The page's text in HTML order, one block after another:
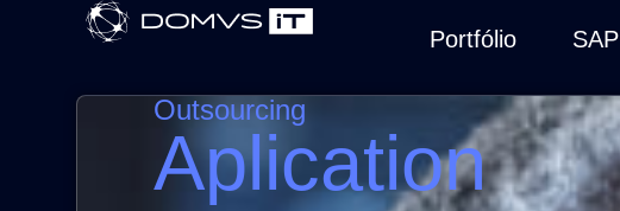
Portfólio SAP
Outsourcing
Aplication